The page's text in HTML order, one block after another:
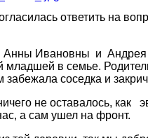
ответить на
Ивановны и Андрея
в семье.
забежала соседка и
не оставалось,
а сам ушел на фронт.